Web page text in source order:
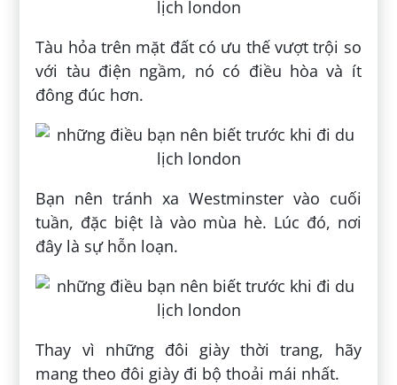
Tàu hỏa trên mặt đất có ưu thế vượt trội so
với tàu điện ngầm, nó có điều hòa và ít
đông đúc hơn.
Bạn nên tránh xa Westminster vào cuối
tuần, đặc biệt là vào mùa hè. Lúc đó, nơi
đây là sự hỗn loạn.
Thay vì những đôi giày thời trang, hãy
mang theo đôi giày đi bộ thoải mái nhất.